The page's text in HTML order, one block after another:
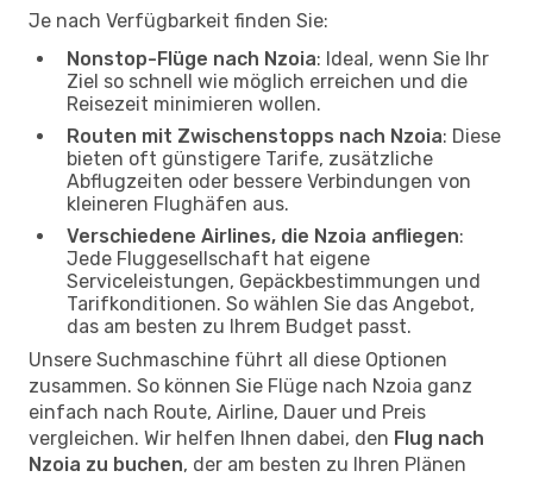
Je nach Verfügbarkeit finden Sie:
Nonstop-Flüge nach Nzoia: Ideal, wenn Sie Ihr
Ziel so schnell wie möglich erreichen und die
Reisezeit minimieren wollen.
Routen mit Zwischenstopps nach Nzoia: Diese
bieten oft günstigere Tarife, zusätzliche
Abflugzeiten oder bessere Verbindungen von
kleineren Flughäfen aus.
Verschiedene Airlines, die Nzoia anfliegen:
Jede Fluggesellschaft hat eigene
Serviceleistungen, Gepäckbestimmungen und
Tarifkonditionen. So wählen Sie das Angebot,
das am besten zu Ihrem Budget passt.
Unsere Suchmaschine führt all diese Optionen
zusammen. So können Sie Flüge nach Nzoia ganz
einfach nach Route, Airline, Dauer und Preis
vergleichen. Wir helfen Ihnen dabei, den Flug nach
Nzoia zu buchen, der am besten zu Ihren Plänen